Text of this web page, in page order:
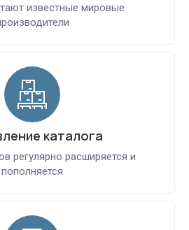
известные мировые
каталога
регулярно расширяется и
пополняется